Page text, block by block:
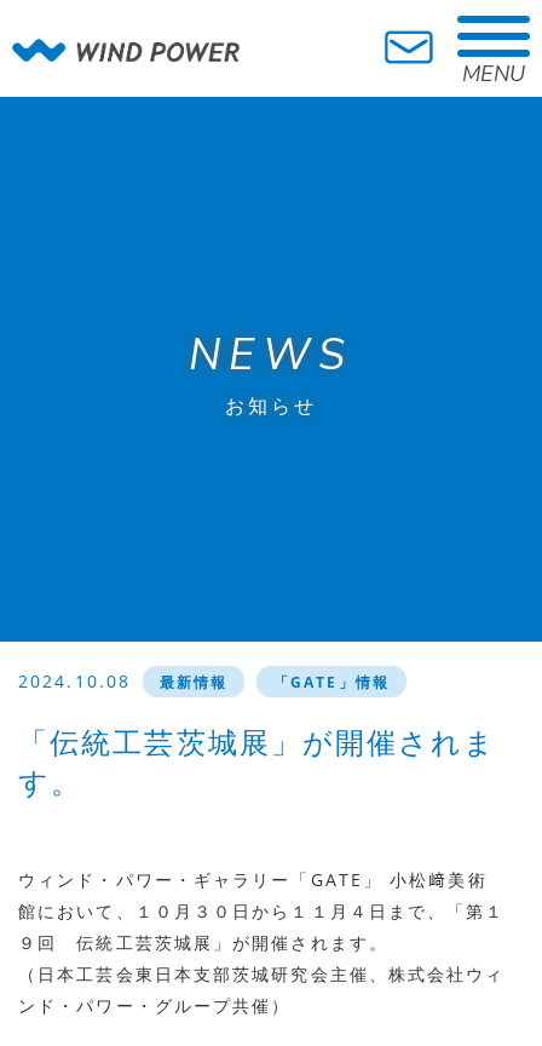
MENU
NEWS
お知らせ
2024.10.08 最新情報 「GATE」情報
「伝統工芸茨城展」が開催されま
す。
ウィンド・パワー・ギャラリー「GATE」 小松﨑美術
館において、１０月３０日から１１月４日まで、「第１
９回 伝統工芸茨城展」が開催されます。
（日本工芸会東日本支部茨城研究会主催、株式会社ウィ
ンド・パワー・グループ共催）